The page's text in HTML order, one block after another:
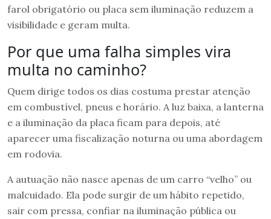
farol obrigatório ou placa sem iluminação reduzem a
visibilidade e geram multa.
Por que uma falha simples vira
multa no caminho?
Quem dirige todos os dias costuma prestar atenção
em combustível, pneus e horário. A luz baixa, a lanterna
e a iluminação da placa ficam para depois, até
aparecer uma fiscalização noturna ou uma abordagem
em rodovia.
A autuação não nasce apenas de um carro “velho” ou
malcuidado. Ela pode surgir de um hábito repetido,
sair com pressa, confiar na iluminação pública ou